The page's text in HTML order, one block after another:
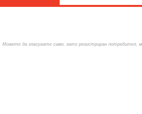
Можете да гласувате само, като регистриран потребител,